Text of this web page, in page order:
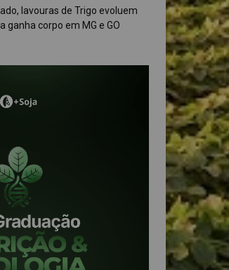
lavouras de Trigo evoluem
ganha corpo em MG e GO